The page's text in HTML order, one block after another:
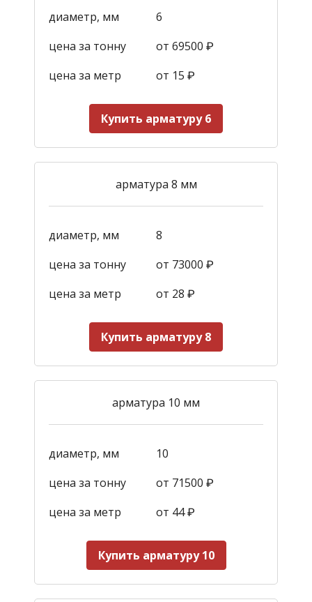
диаметр, мм
6
цена за тонну
от 69500 ₽
цена за метр
от 15 ₽
Купить арматуру 6
арматура 8 мм
диаметр, мм
8
цена за тонну
от 73000 ₽
цена за метр
от 28 ₽
Купить арматуру 8
арматура 10 мм
диаметр, мм
10
цена за тонну
от 71500 ₽
цена за метр
от 44₽
Купить арматуру 10